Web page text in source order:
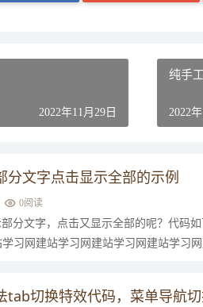
2022年11月29日
纯手
2022
分文字点击显示全部的示例
0阅读
分文字，点击又显示全部的呢？代码
习网建站学习网建站学习网建站学习
tab切换特效代码，菜单导航